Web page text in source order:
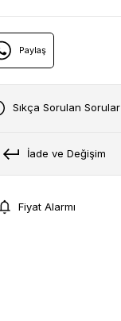
Paylaş
Sıkça Sorulan Sorular
İade ve Değişim
Fiyat Alarmı